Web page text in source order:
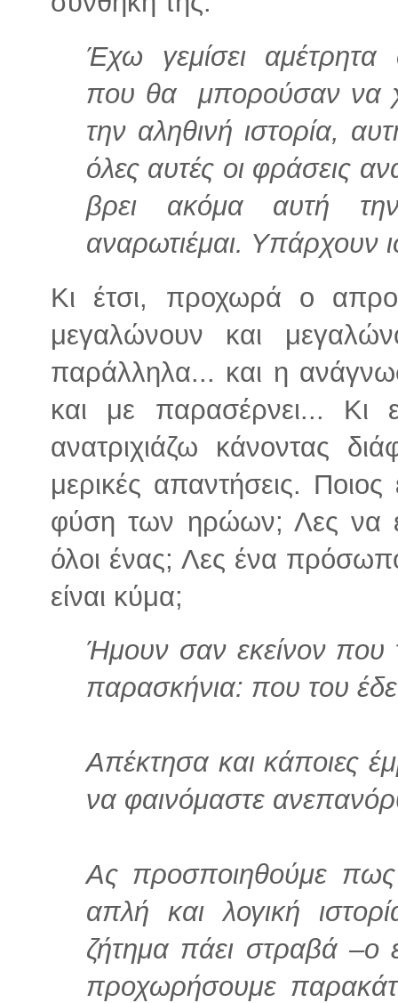
Έχω γεμίσει αμέτρητα
που θα μπορούσαν να
την αληθινή ιστορία,
όλες αυτές οι φράσεις
βρει ακόμα αυτή
αναρωτιέμαι. Υπάρχουν
Κι έτσι, προχωρά ο
μεγαλώνουν και
παράλληλα... και η
και με παρασέρνει... Κι
ανατριχιάζω κάνοντας
μερικές απαντήσεις.
φύση των ηρώων; Λες να
όλοι ένας; Λες ένα
είναι κύμα;
Ήμουν σαν εκείνον που
παρασκήνια: που του
Απέκτησα και κάποιες
να φαινόμαστε
Ας προσποιηθούμε
απλή και λογική
ζήτημα πάει στραβά –ο
προχωρήσουμε